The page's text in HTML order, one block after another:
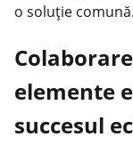
o soluție comună.
elemente
succesul